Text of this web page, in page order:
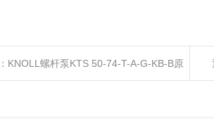
KNOLL螺杆泵KTS 50-74-T-A-G-KB-B原